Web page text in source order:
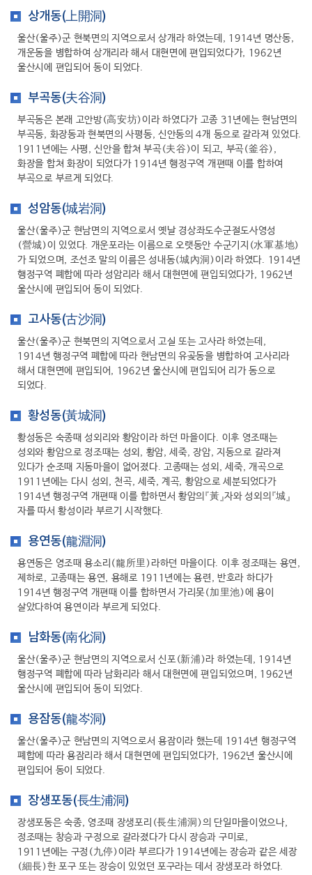
상개동(上開洞)
울산(울주)군 현북면의 지역으로서 상개라 하였는데, 1914년 명산동,
개운동을 병합하여 상개리라 해서 대현면에 편입되었다가, 1962년
울산시에 편입되어 동이 되었다.
부곡동(夫谷洞)
부곡동은 본래 고안방(高安坊)이라 하였다가 고종 31년에는 현남면의
부곡동, 화장동과 현북면의 사평동, 신안동의 4개 동으로 갈라져 있었다.
1911년에는 사평, 신안을 합쳐 부곡(夫谷)이 되고, 부곡(釜谷),
화장을 합쳐 화장이 되었다가 1914년 행정구역 개편때 이를 합하여
부곡으로 부르게 되었다.
성암동(城岩洞)
울산(울주)군 현남면의 지역으로서 옛날 경상좌도수군절도사영성
(營城)이 있었다. 개운포라는 이름으로 오랫동안 수군기지(水軍基地)
가 되었으며, 조선조 말의 이름은 성내동(城內洞)이라 하였다. 1914년
행정구역 폐합에 따라 성암리라 해서 대현면에 편입되었다가, 1962년
울산시에 편입되어 동이 되었다.
고사동(古沙洞)
울산(울주)군 현북면의 지역으로서 고실 또는 고사라 하였는데,
1914년 행정구역 폐합에 따라 현남면의 유곶동을 병합하여 고사리라
해서 대현면에 편입되어, 1962년 울산시에 편입되어 리가 동으로
되었다.
황성동(黃城洞)
황성동은 숙종때 성외리와 황암이라 하던 마을이다. 이후 영조때는
성외와 황암으로 정조때는 성외, 황암, 세죽, 장암, 지동으로 갈라져
있다가 순조때 지동마을이 없어졌다. 고종때는 성외, 세죽, 개곡으로
1911년에는 다시 성외, 천곡, 세죽, 계곡, 황암으로 세분되었다가
1914년 행정구역 개편때 이를 합하면서 황암의『黃』자와 성외의『城』
자를 따서 황성이라 부르기 시작했다.
용연동(龍淵洞)
용연동은 영조때 용소리(龍所里)라하던 마을이다. 이후 정조때는 용연,
제하로, 고종때는 용연, 용해로 1911년에는 용련, 반호라 하다가
1914년 행정구역 개편때 이를 합하면서 가리못(加里池)에 용이
살았다하여 용연이라 부르게 되었다.
남화동(南化洞)
울산(울주)군 현남면의 지역으로서 신포(新浦)라 하였는데, 1914년
행정구역 폐합에 따라 남화리라 해서 대현면에 편입되었으며, 1962년
울산시에 편입되어 동이 되었다.
용잠동(龍岑洞)
울산(울주)군 현남면의 지역으로서 용잠이라 했는데 1914년 행정구역
폐합에 따라 용잠리라 해서 대현면에 편입되었다가, 1962년 울산시에
편입되어 동이 되었다.
장생포동(長生浦洞)
장생포동은 숙종, 영조때 장생포리(長生浦洞)의 단일마을이었으나,
정조때는 창승과 구정으로 갈라졌다가 다시 장승과 구미로,
1911년에는 구정(九停)이라 부르다가 1914년에는 장승과 같은 세장
(細長)한 포구 또는 장승이 있었던 포구라는 데서 장생포라 하였다.